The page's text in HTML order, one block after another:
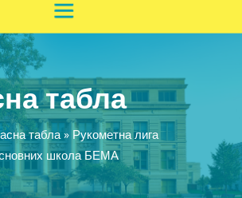
табла
табла» Рукометна лига
школа БЕМА